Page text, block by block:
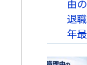
由
退
年